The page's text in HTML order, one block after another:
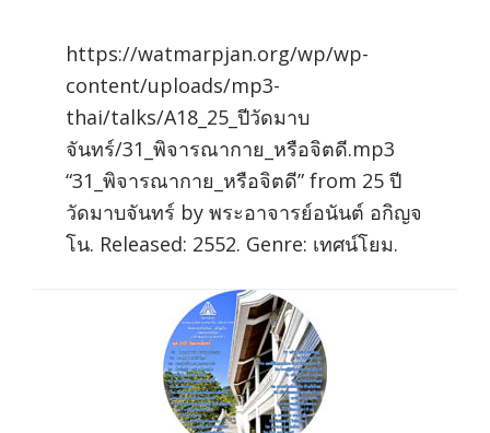
https://watmarpjan.org/wp/wp-
content/uploads/mp3-
thai/talks/A18_25_ปีวัดมาบ
จันทร์/31_พิจารณากาย_หรือจิตดี.mp3
“31_พิจารณากาย_หรือจิตดี” from 25 ปี
วัดมาบจันทร์ by พระอาจารย์อนันต์ อกิญจ
โน. Released: 2552. Genre: เทศน์โยม.